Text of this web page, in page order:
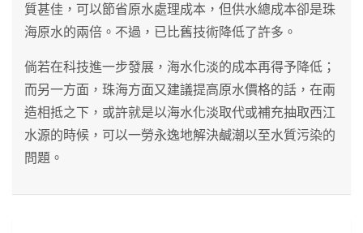
質甚佳，可以節省原水處理成本，但供水總成本卻是珠
海原水的兩倍。不過，已比舊技術降低了許多。
倘若在科技進一步發展，海水化淡的成本再得予降低；
而另一方面，珠海方面又建議提高原水價格的話，在兩
造相抵之下，或許就是以海水化淡取代或補充抽取西江
水源的時候，可以一勞永逸地解決鹹潮以至水質污染的
問題。